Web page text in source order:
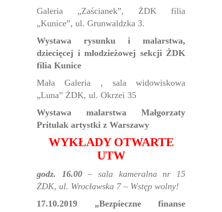
Galeria „Zaścianek”, ŻDK filia
„Kunice”, ul. Grunwaldzka 3.
Wystawa rysunku i malarstwa,
dziecięcej i młodzieżowej sekcji ŻDK
filia Kunice
Mała Galeria , sala widowiskowa
„Luna” ŻDK, ul. Okrzei 35
Wystawa malarstwa Małgorzaty
Pritulak artystki z Warszawy
WYKŁADY OTWARTE
UTW
godz. 16.00– sala kameralna nr 15
ŻDK, ul. Wrocławska 7 – Wstęp wolny!
17.10.2019 „Bezpieczne finanse